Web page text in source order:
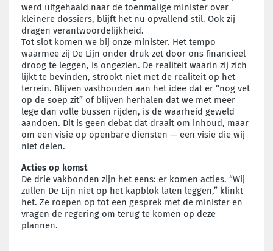
werd uitgehaald naar de toenmalige minister over
kleinere dossiers, blijft het nu opvallend stil. Ook zij
dragen verantwoordelijkheid.
Tot slot komen we bij onze minister. Het tempo
waarmee zij De Lijn onder druk zet door ons financieel
droog te leggen, is ongezien. De realiteit waarin zij zich
lijkt te bevinden, strookt niet met de realiteit op het
terrein. Blijven vasthouden aan het idee dat er “nog vet
op de soep zit” of blijven herhalen dat we met meer
lege dan volle bussen rijden, is de waarheid geweld
aandoen. Dit is geen debat dat draait om inhoud, maar
om een visie op openbare diensten — een visie die wij
niet delen.
Acties op komst
De drie vakbonden zijn het eens: er komen acties. “Wij
zullen De Lijn niet op het kapblok laten leggen,” klinkt
het. Ze roepen op tot een gesprek met de minister en
vragen de regering om terug te komen op deze
plannen.